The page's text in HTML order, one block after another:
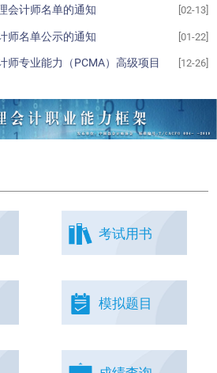
[02-13]
会计师名单的通知
[01-22]
师名单公示的通知
[12-26]
师专业能力（PCMA）高级项目
考试用书
模拟题目